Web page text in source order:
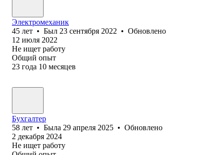
Электромеханик
45 лет • Был 23 сентября 2022 • Обновлено
12 июля 2022
Не ищет работу
Общий опыт
23 года 10 месяцев
Бухгалтер
58 лет • Была 29 апреля 2025 • Обновлено
2 декабря 2024
Не ищет работу